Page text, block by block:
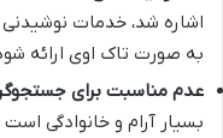
اشاره شد، خدمات
به صورت تاک اوی ارائه
عدم مناسبت برای
بسیار آرام و خانوادگی